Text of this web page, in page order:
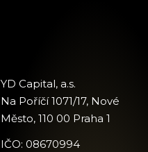
YD Capital, a.s.
Na Poříčí 1071/17, Nové
Město, 110 00 Praha 1
IČO: 08670994